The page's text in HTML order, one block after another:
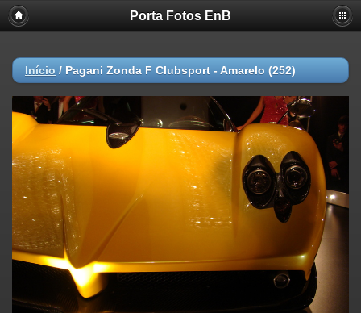
Porta Fotos EnB
Início / Pagani Zonda F Clubsport - Amarelo (252)